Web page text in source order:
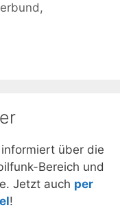
,
informiert über die
Bereich und
Jetzt auch per
!